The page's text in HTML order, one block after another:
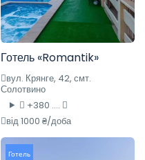
Готель «Romantik»
вул. Крянге, 42, смт.
Солотвино
+380 ....
від 1000 ₴/доба
Готель